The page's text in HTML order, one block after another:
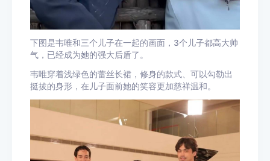
下图是韦唯和三个儿子在一起的画面，3个儿子都高大帅
气，已经成为她的强大后盾了。
韦唯穿着浅绿色的蕾丝长裙，修身的款式、可以勾勒出
挺拔的身形，在儿子面前她的笑容更加慈祥温和。